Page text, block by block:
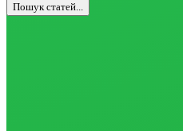
Пошук статей...